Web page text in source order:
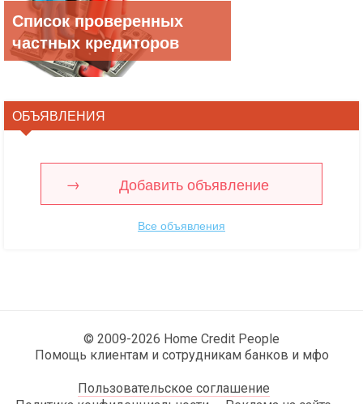
Список проверенных
частных кредиторов
ОБЪЯВЛЕНИЯ
Добавить объявление
Все объявления
© 2009-2026 Home Credit People
Помощь клиентам и сотрудникам банков и мфо
Пользовательское соглашение